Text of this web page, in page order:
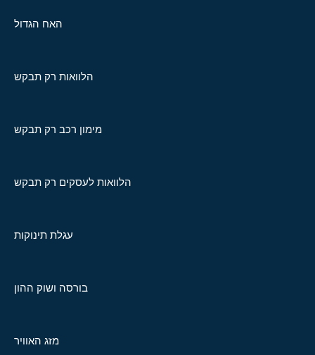
האח הגדול
הלוואות רק תבקש
מימון רכב רק תבקש
הלוואות לעסקים רק תבקש
עגלת תינוקות
בורסה ושוק ההון
מזג האוויר